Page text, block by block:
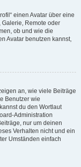
einen Avatar über eine
Remote oder
ob und wie die
Avatar benutzen kannst,
an, wie viele Beiträge
Benutzer wie
du den Wortlaut
Administration
nur um deinen
Verhalten nicht und ein
Umständen einfach